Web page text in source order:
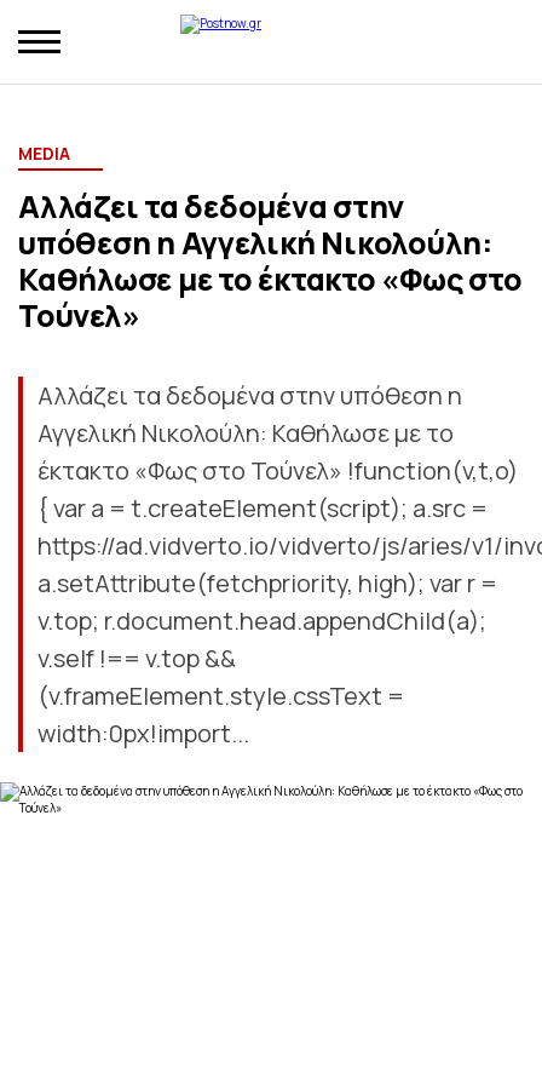
MEDIA
Αλλάζει τα δεδομένα στην
υπόθεση η Αγγελική Νικολούλη:
Καθήλωσε με το έκτακτο «Φως στο
Τούνελ»
Αλλάζει τα δεδομένα στην υπόθεση η
Αγγελική Νικολούλη: Καθήλωσε με το
έκτακτο «Φως στο Τούνελ» !function(v,t,o)
{ var a = t.createElement(script); a.src =
https://ad.vidverto.io/vidverto/js/aries/v1/
a.setAttribute(fetchpriority, high); var r =
v.top; r.document.head.appendChild(a);
v.self !== v.top &&
(v.frameElement.style.cssText =
width:0px!import...